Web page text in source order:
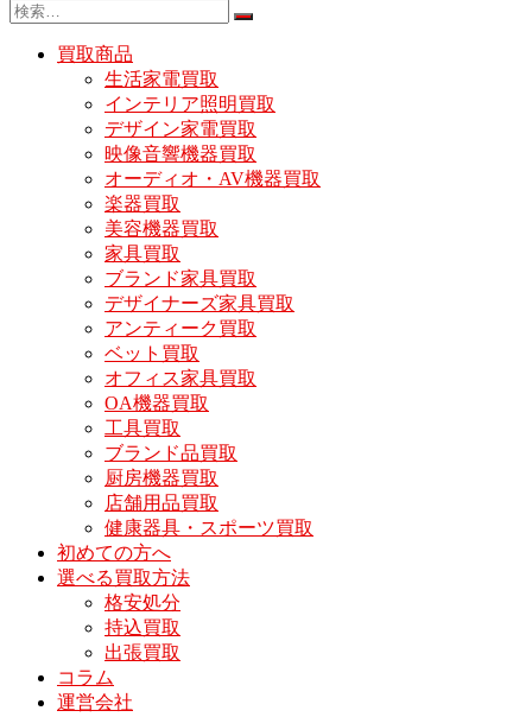
買取商品
生活家電買取
インテリア照明買取
デザイン家電買取
映像音響機器買取
オーディオ・AV機器買取
楽器買取
美容機器買取
家具買取
ブランド家具買取
デザイナーズ家具買取
アンティーク買取
ベット買取
オフィス家具買取
OA機器買取
工具買取
ブランド品買取
厨房機器買取
店舗用品買取
健康器具・スポーツ買取
初めての方へ
選べる買取方法
格安処分
持込買取
出張買取
コラム
運営会社